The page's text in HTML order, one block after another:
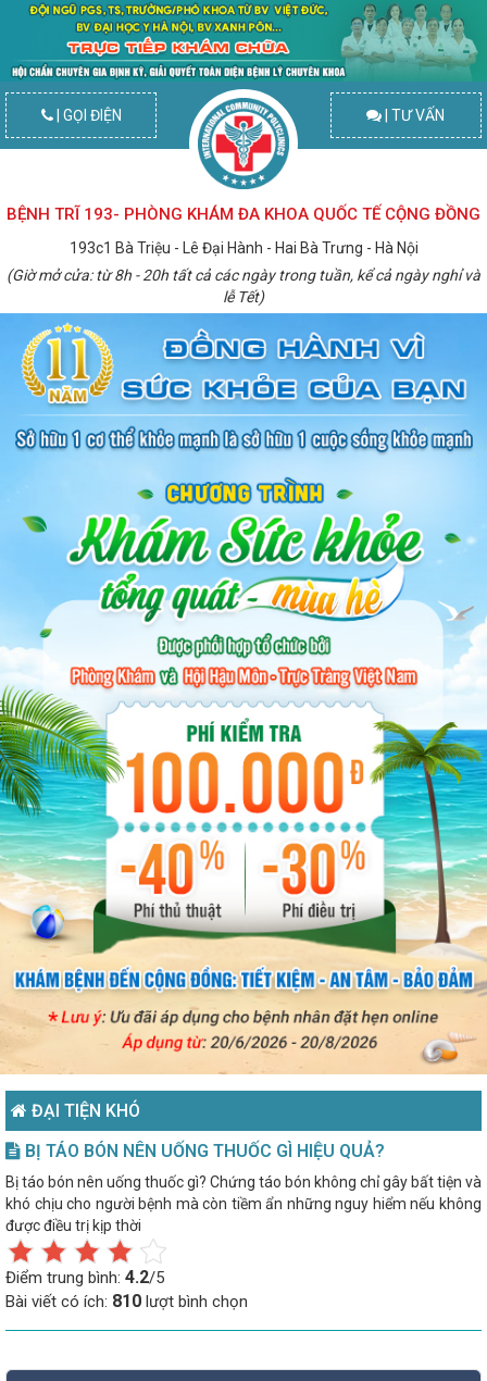
| GỌI ĐIỆN | TƯ VẤN
BỆNH TRĨ 193- PHÒNG KHÁM ĐA KHOA QUỐC TẾ CỘNG ĐỒNG
193c1 Bà Triệu - Lê Đại Hành - Hai Bà Trưng - Hà Nội
(Giờ mở cửa: từ 8h - 20h tất cả các ngày trong tuần, kể cả ngày nghỉ và
lễ Tết)
ĐẠI TIỆN KHÓ
BỊ TÁO BÓN NÊN UỐNG THUỐC GÌ HIỆU QUẢ?
Bị táo bón nên uống thuốc gì? Chứng táo bón không chỉ gây bất tiện và
khó chịu cho người bệnh mà còn tiềm ẩn những nguy hiểm nếu không
được điều trị kịp thời
Điểm trung bình: 4.2/5
Bài viết có ích: 810 lượt bình chọn